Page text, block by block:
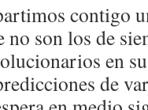
contigo
no son los de
en
de